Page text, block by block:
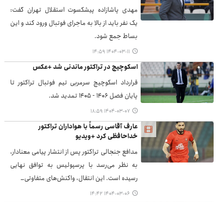
مهدی پاشازاده پیشکسوت استقلال تهران گفت:
یک نفر باید از بالا به ماجرای فوتبال ورود کند و این
بساط جمع شود.
۱۴۰۴-۰۳-۱۱ ۱۴:۵۹
اسکوچیچ در تراکتور ماندنی شد +عکس
قرارداد اسکوچیچ سرمربی تیم فوتبال تراکتور تا
پایان فصل ۱۴۰۶ - ۱۴۰۵ تمدید شد.
۱۴۰۴-۰۳-۰۷ ۱۸:۵۹
عارف آقاسی رسماً با هواداران تراکتور
خداحافظی کرد +ویدیو
مدافع جنجالی تراکتور پس از انتشار پیامی معنادار،
به نظر می‌رسد با پرسپولیس به توافق نهایی
رسیده است. این انتقال، واکنش‌های متفاوتی…
۱۴۰۴-۰۳-۰۶ ۱۴:۴۲